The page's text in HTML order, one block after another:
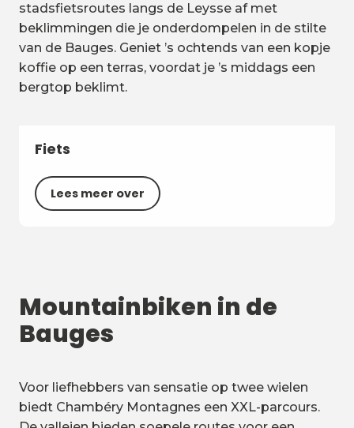
stadsfietsroutes langs de Leysse af met
beklimmingen die je onderdompelen in de stilte
van de Bauges. Geniet ’s ochtends van een kopje
koffie op een terras, voordat je ’s middags een
bergtop beklimt.
Fiets
Lees meer over
Mountainbiken in de
Bauges
Voor liefhebbers van sensatie op twee wielen
biedt Chambéry Montagnes een XXL-parcours.